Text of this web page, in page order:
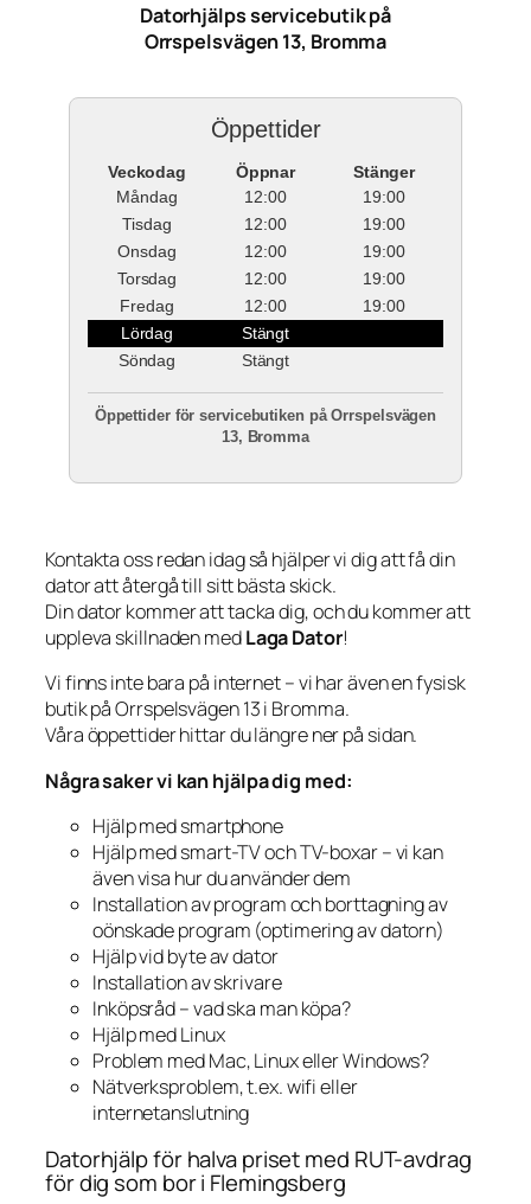
Datorhjälps servicebutik på
Orrspelsvägen 13, Bromma
Öppettider
Veckodag Öppnar
Stänger
Måndag
12:00
19:00
Tisdag
12:00
19:00
Onsdag
12:00
19:00
Torsdag
12:00
19:00
Fredag
12:00
19:00
Lördag
Stängt
Söndag
Stängt
Öppettider för servicebutiken på Orrspelsvägen
13, Bromma
Kontakta oss redan idag så hjälper vi dig att få din
dator att återgå till sitt bästa skick.
Din dator kommer att tacka dig, och du kommer att
uppleva skillnaden medLaga Dator!
Vi finns inte bara på internet – vi har även en fysisk
butik på Orrspelsvägen 13 i Bromma.
Våra öppettider hittar du längre ner på sidan.
Några saker vi kan hjälpa dig med:
Hjälp med smartphone
Hjälp med smart-TV och TV-boxar – vi kan
även visa hur du använder dem
Installation av program och borttagning av
oönskade program (optimering av datorn)
Hjälp vid byte av dator
Installation av skrivare
Inköpsråd – vad ska man köpa?
Hjälp med Linux
Problem med Mac, Linux eller Windows?
Nätverksproblem, t.ex. wifi eller
internetanslutning
Datorhjälp för halva priset med RUT-avdrag
för dig som bor i Flemingsberg